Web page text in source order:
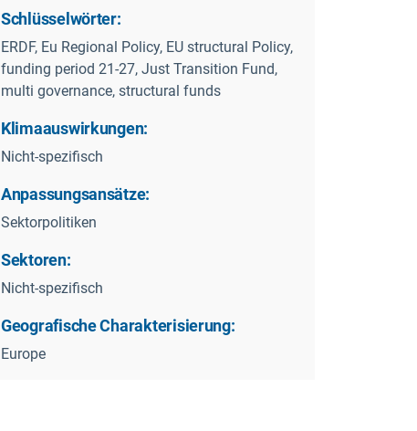
Schlüsselwörter:
ERDF, Eu Regional Policy, EU structural Policy,
funding period 21-27, Just Transition Fund,
multi governance, structural funds
Klimaauswirkungen:
Nicht-spezifisch
Anpassungsansätze:
Sektorpolitiken
Sektoren:
Nicht-spezifisch
Geografische Charakterisierung:
Europe